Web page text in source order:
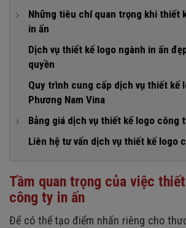
1. Khẳng định uy tín, chuyên nghiệp
2. Tạo lợi thế cạnh tranh với các đối thủ
3. Thu hút và giữ chân khách hàng
4. Gia tăng nhận diện thương hiệu
Những tiêu chí quan trọng khi thiết
in ấn
1. Logo in ấn đẹp, thể hiện bản sắc
2. Logo phù hợp với ngành in ấn
3. Logo khác biệt
4. Logo đơn giản và dễ nhớ
5. Logo linh hoạt
6. Logo có sự bền vững
Dịch vụ thiết kế logo ngành in ấn
quyền
Quy trình cung cấp dịch vụ thiết kế
Phương Nam Vina
Bảng giá dịch vụ thiết kế logo công
1. Gói thiết kế logo công ty in ấn giá rẻ
2. Gói thiết kế logo công ty in ấn cơ bản
3. Gói thiết kế logo công ty in ấn cao cấp
Liên hệ tư vấn dịch vụ thiết kế logo
Tầm quan trọng của việc
công ty in ấn
Để có thể tạo điểm nhấn riêng cho